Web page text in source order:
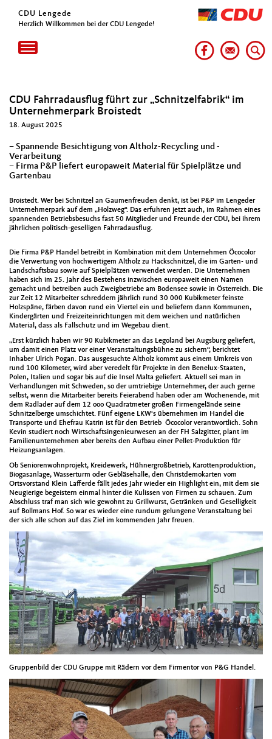
CDU Lengede
Herzlich Willkommen bei der CDU Lengede!
Toggle
navigation
CDU Fahrradausflug führt zur „Schnitzelfabrik“ im
Unternehmerpark Broistedt
18. August 2025
– Spannende Besichtigung von Altholz-Recycling und -
Verarbeitung
– Firma P&P liefert europaweit Material für Spielplätze und
Gartenbau
Broistedt. Wer bei Schnitzel an Gaumenfreuden denkt, ist bei P&P im Lengeder
Unternehmerpark auf dem „Holzweg“. Das erfuhren jetzt auch, im Rahmen eines
spannenden Betriebsbesuchs fast 50 Mitglieder und Freunde der CDU, bei ihrem
jährlichen politisch-geselligen Fahrradausflug.
Die Firma P&P Handel betreibt in Kombination mit dem Unternehmen Öcocolor
die Verwertung von hochwertigem Altholz zu Hackschnitzel, die im Garten- und
Landschaftsbau sowie auf Spielplätzen verwendet werden. Die Unternehmen
haben sich im 25. Jahr des Bestehens inzwischen europaweit einen Namen
gemacht und betreiben auch Zweigbetriebe am Bodensee sowie in Österreich. Die
zur Zeit 12 Mitarbeiter schreddern jährlich rund 30 000 Kubikmeter feinste
Holzspäne, färben davon rund ein Viertel ein und beliefern dann Kommunen,
Kindergärten und Freizeiteinrichtungen mit dem weichen und natürlichen
Material, dass als Fallschutz und im Wegebau dient.
„Erst kürzlich haben wir 90 Kubikmeter an das Legoland bei Augsburg geliefert,
um damit einen Platz vor einer Veranstaltungsbühne zu sichern“, berichtet
Inhaber Ulrich Pogan. Das ausgesuchte Altholz kommt aus einem Umkreis von
rund 100 Kilometer, wird aber veredelt für Projekte in den Benelux-Staaten,
Polen, Italien und sogar bis auf die Insel Malta geliefert. Aktuell sei man in
Verhandlungen mit Schweden, so der umtriebige Unternehmer, der auch gerne
selbst, wenn die Mitarbeiter bereits Feierabend haben oder am Wochenende, mit
dem Radlader auf dem 12 ooo Quadratmeter großen Firmengelände seine
Schnitzelberge umschichtet. Fünf eigene LKW‘s übernehmen im Handel die
Transporte und Ehefrau Katrin ist für den Betrieb Öcocolor verantwortlich. Sohn
Kevin studiert noch Wirtschaftsingenieurwesen an der FH Salzgitter, plant im
Familienunternehmen aber bereits den Aufbau einer Pellet-Produktion für
Heizungsanlagen.
Ob Seniorenwohnprojekt, Kreidewerk, Hühnergroßbetrieb, Karottenproduktion,
Biogasanlage, Wasserturm oder Gebläsehalle, den Christdemokarten vom
Ortsvorstand Klein Lafferde fällt jedes Jahr wieder ein Highlight ein, mit dem sie
Neugierige begeistern einmal hinter die Kulissen von Firmen zu schauen. Zum
Abschluss traf man sich wie gewohnt zu Grillwurst, Getränken und Geselligkeit
auf Bollmans Hof. So war es wieder eine rundum gelungene Veranstaltung bei
der sich alle schon auf das Ziel im kommenden Jahr freuen.
Gruppenbild der CDU Gruppe mit Rädern vor dem Firmentor von P&G Handel.